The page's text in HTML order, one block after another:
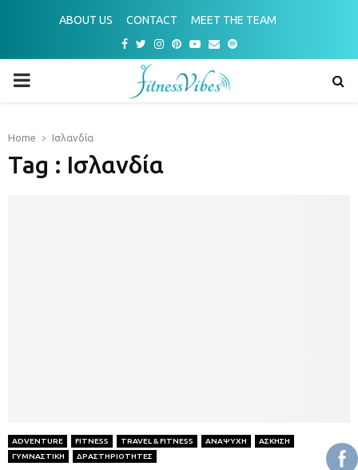
ABOUT US CONTACT
MEET THE TEAM
Facebook
TwitterInstagram
PinterestYoutube
EmailSpotify
PRIMARY
Home Ισλανδία
Tag : Ισλανδία
ADVENTURE FITNESS TRAVEL & FITNESS ΑΝΑΨΥΧΗ
ΑΣΚΗΣΗ
ΓΥΜΝΑΣΤΙΚΗ
ΔΡΑΣΤΗΡΙΟΤΗΤΕΣ